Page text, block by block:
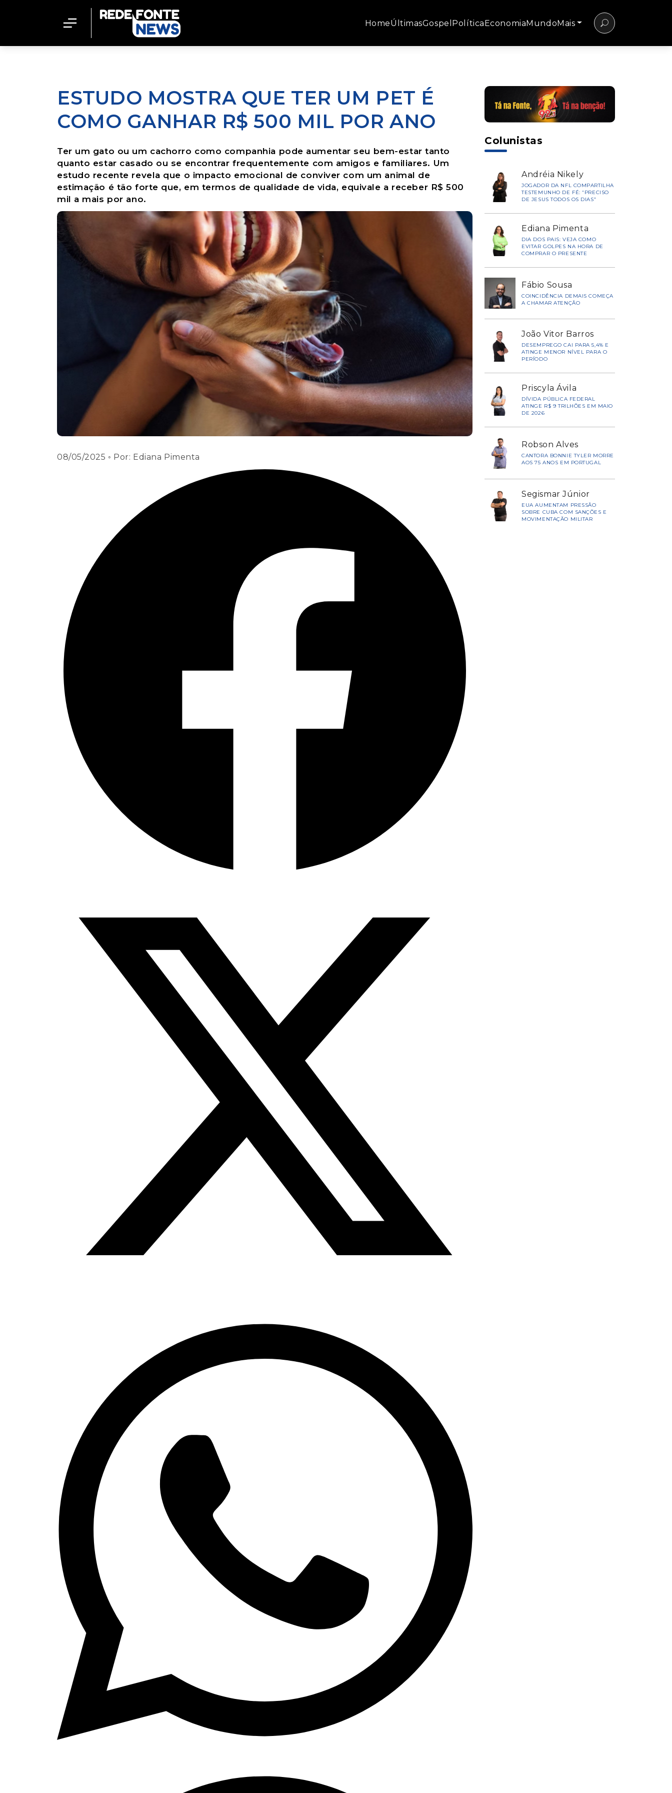
HomeÚltimasGospel PolíticaEconomiaMundoMais
ESTUDO MOSTRA QUE TER UM PET É
COMO GANHAR R$ 500 MIL POR ANO
Ter um gato ou um cachorro como companhia pode aumentar seu bem-estar tanto
quanto estar casado ou se encontrar frequentemente com amigos e familiares. Um
estudo recente revela que o impacto emocional de conviver com um animal de
estimação é tão forte que, em termos de qualidade de vida, equivale a receber R$ 500
mil a mais por ano.
08/05/2025 ◦ Por: Ediana Pimenta
Colunistas
Andréia Nikely
JOGADOR DA NFL COMPARTILHA
TESTEMUNHO DE FÉ: “PRECISO
DE JESUS TODOS OS DIAS”
Ediana Pimenta
DIA DOS PAIS: VEJA COMO
EVITAR GOLPES NA HORA DE
COMPRAR O PRESENTE
Fábio Sousa
COINCIDÊNCIA DEMAIS COMEÇA
A CHAMAR ATENÇÃO
João Vitor Barros
DESEMPREGO CAI PARA 5,4% E
ATINGE MENOR NÍVEL PARA O
PERÍODO
Priscyla Ávila
DÍVIDA PÚBLICA FEDERAL
ATINGE R$ 9 TRILHÕES EM MAIO
DE 2026
Robson Alves
CANTORA BONNIE TYLER MORRE
AOS 75 ANOS EM PORTUGAL
Segismar Júnior
EUA AUMENTAM PRESSÃO
SOBRE CUBA COM SANÇÕES E
MOVIMENTAÇÃO MILITAR